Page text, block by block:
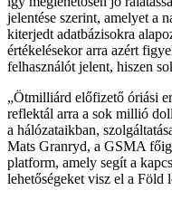
jelentése szerint, amelyet a
kiterjedt adatbázisokra
értékelésekor arra azért
felhasználót jelent, hiszen
„Ötmilliárd előfizető óriási
reflektál arra a sok millió
a hálózataikban,
Mats Granryd, a GSMA
platform, amely segít a
lehetőségeket visz el a Föld